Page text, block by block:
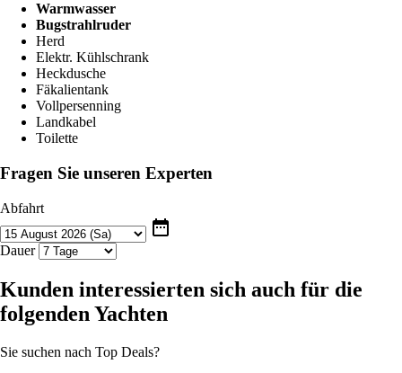
Warmwasser
Bugstrahlruder
Herd
Elektr. Kühlschrank
Heckdusche
Fäkalientank
Vollpersenning
Landkabel
Toilette
Fragen Sie unseren Experten
Abfahrt
date_range
Dauer
Kunden interessierten sich auch für die
folgenden Yachten
Sie suchen nach Top Deals?